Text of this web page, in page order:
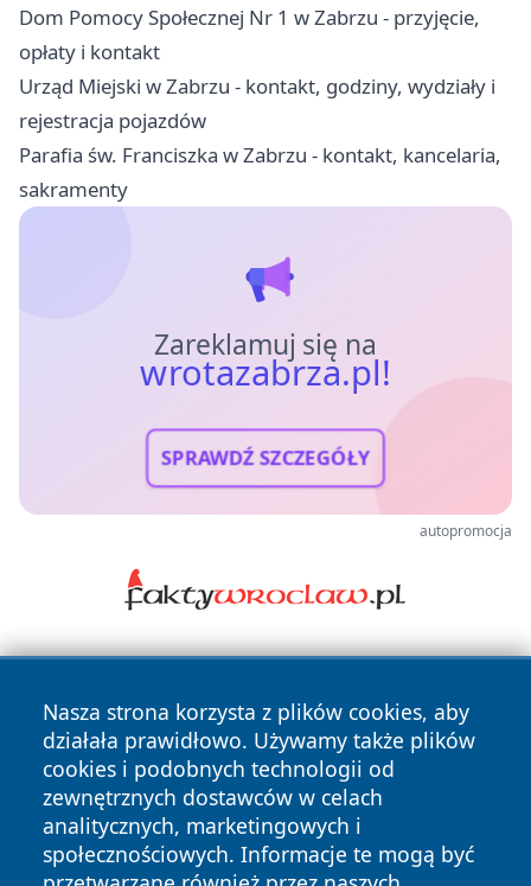
Dom Pomocy Społecznej Nr 1 w Zabrzu - przyjęcie,
opłaty i kontakt
Urząd Miejski w Zabrzu - kontakt, godziny, wydziały i
rejestracja pojazdów
Parafia św. Franciszka w Zabrzu - kontakt, kancelaria,
sakramenty
Zareklamuj się na
wrotazabrza.pl!
SPRAWDŹ SZCZEGÓŁY
autopromocja
Nasza strona korzysta z plików cookies, aby
działała prawidłowo. Używamy także plików
cookies i podobnych technologii od
zewnętrznych dostawców w celach
analitycznych, marketingowych i
społecznościowych. Informacje te mogą być
Copyright © 2026 wrotazabrza.pl Wszystkie prawa
zastrzeżone.